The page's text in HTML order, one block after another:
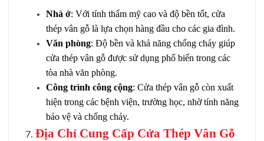
Nhà ở: Với tính thẩm mỹ cao và độ bền tốt, cửa
thép vân gỗ là lựa chọn hàng đầu cho các gia đình.
Văn phòng: Độ bền và khả năng chống cháy giúp
cửa thép vân gỗ được sử dụng phổ biến trong các
tòa nhà văn phòng.
Công trình công cộng: Cửa thép vân gỗ còn xuất
hiện trong các bệnh viện, trường học, nhờ tính năng
bảo vệ và chống cháy.
Địa Chỉ Cung Cấp Cửa Thép Vân Gỗ